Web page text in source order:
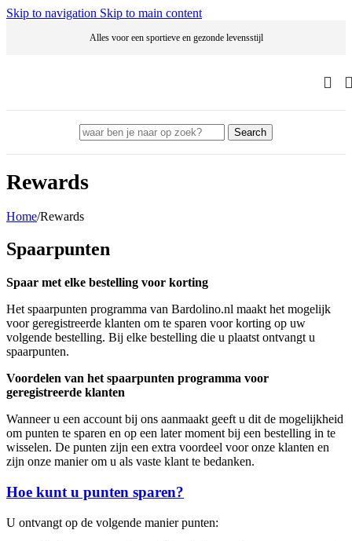
Skip to navigation Skip to main content
Alles voor een sportieve en gezonde levensstijl
Search
Rewards
Home/Rewards
Spaarpunten
Spaar met elke bestelling voor korting
Het spaarpunten programma van Bardolino.nl maakt het mogelijk
voor geregistreerde klanten om te sparen voor korting op uw
volgende bestelling. Bij elke bestelling die u plaatst ontvangt u
spaarpunten.
Voordelen van het spaarpunten programma voor
geregistreerde klanten
Wanneer u een account bij ons aanmaakt geeft u dit de mogelijkheid
om punten te sparen en op een later moment bij een bestelling in te
wisselen. De punten zijn een extra voordeel voor onze klanten en
zijn onze manier om u als vaste klant te bedanken.
Hoe kunt u punten sparen?
U ontvangt op de volgende manier punten: